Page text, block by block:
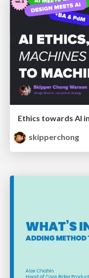
skipperchong